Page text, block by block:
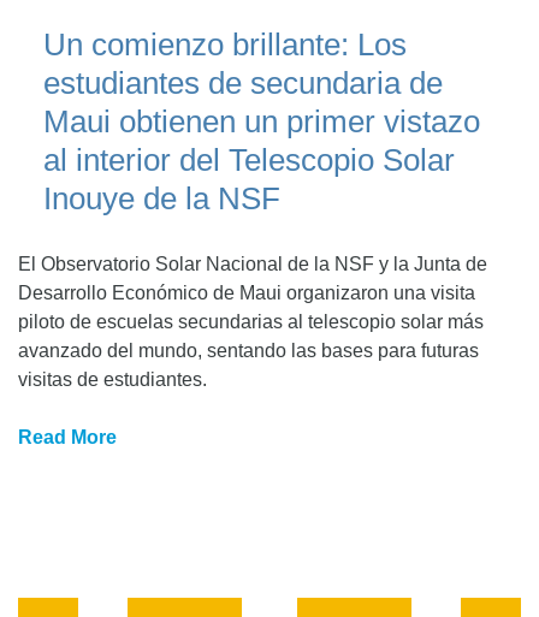
Un comienzo brillante: Los
estudiantes de secundaria de
Maui obtienen un primer vistazo
al interior del Telescopio Solar
Inouye de la NSF
El Observatorio Solar Nacional de la NSF y la Junta de
Desarrollo Económico de Maui organizaron una visita
piloto de escuelas secundarias al telescopio solar más
avanzado del mundo, sentando las bases para futuras
visitas de estudiantes.
Read More